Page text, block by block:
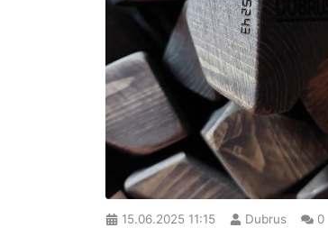
15.06.2025 11:15 Dubrus 0